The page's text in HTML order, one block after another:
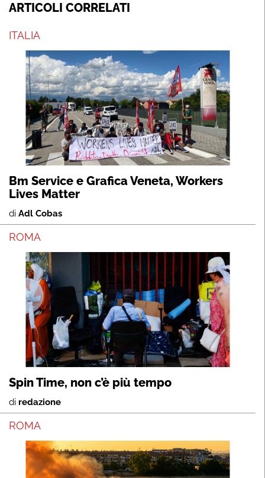
ARTICOLI CORRELATI
ITALIA
Bm Service e Grafica Veneta, Workers
Lives Matter
di Adl Cobas
ROMA
Spin Time, non c’è più tempo
di redazione
ROMA